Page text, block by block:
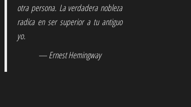
otra persona. La verdadera nobleza
radica en ser superior a tu antiguo
yo.
— Ernest Hemingway